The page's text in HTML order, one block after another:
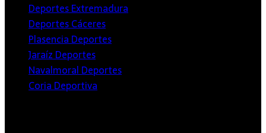
Deportes Extremadura
Deportes Cáceres
Plasencia Deportes
Jaraíz Deportes
Navalmoral Deportes
Coria Deportiva